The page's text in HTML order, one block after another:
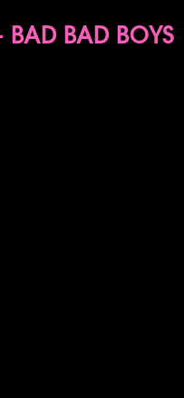
BAD BOYS